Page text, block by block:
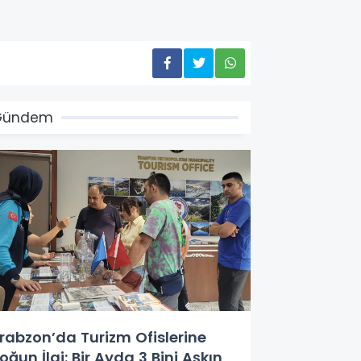
Turizm Ofislerine